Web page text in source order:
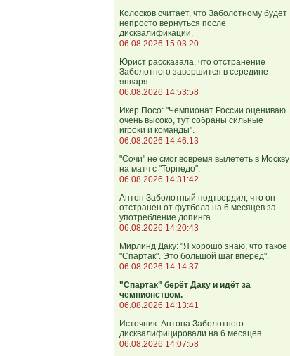
Колосков считает, что Заболотному будет
непросто вернуться после
дисквалификации.
06.08.2026 15:03:20
Юрист рассказала, что отстранение
Заболотного завершится в середине
января.
06.08.2026 14:53:58
Икер Посо: "Чемпионат России оцениваю
очень высоко, тут собраны сильные
игроки и команды".
06.08.2026 14:46:13
"Сочи" не смог вовремя вылететь в Москву
на матч с "Торпедо".
06.08.2026 14:31:42
Антон Заболотный подтвердил, что он
отстранен от футбола на 6 месяцев за
употребление допинга.
06.08.2026 14:20:43
Мирлинд Даку: "Я хорошо знаю, что такое
"Спартак". Это большой шаг вперёд".
06.08.2026 14:14:37
"Спартак" берёт Даку и идёт за
чемпионством.
06.08.2026 14:13:41
Источник: Антона Заболотного
дисквалифицировали на 6 месяцев.
06.08.2026 14:07:58